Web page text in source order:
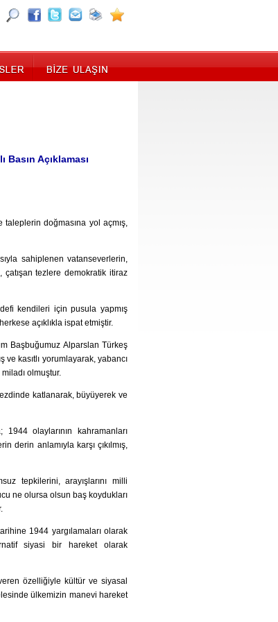
Açıklaması
taleplerin doğmasına yol açmış,
sahiplenen vatanseverlerin,
tezlere demokratik itiraz
kendileri için pusula yapmış
açıklıkla ispat etmiştir.
Başbuğumuz Alparslan Türkeş
kasıtlı yorumlayarak, yabancı
olmuştur.
katlanarak, büyüyerek ve
olaylarının kahramanları
derin anlamıyla karşı çıkılmış,
tepkilerini, arayışlarını milli
ne olursa olsun baş koydukları
1944 yargılamaları olarak
siyasi bir hareket olarak
özelliğiyle kültür ve siyasal
ülkemizin manevi hareket